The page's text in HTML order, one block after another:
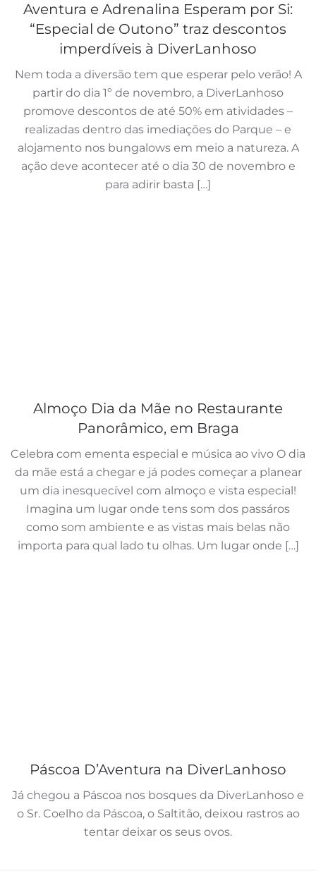
Aventura e Adrenalina Esperam por Si:
“Especial de Outono” traz descontos
imperdíveis à DiverLanhoso
Nem toda a diversão tem que esperar pelo verão! A
partir do dia 1º de novembro, a DiverLanhoso
promove descontos de até 50% em atividades –
realizadas dentro das imediações do Parque – e
alojamento nos bungalows em meio a natureza. A
ação deve acontecer até o dia 30 de novembro e
para adirir basta […]
Almoço Dia da Mãe no Restaurante
Panorâmico, em Braga
Celebra com ementa especial e música ao vivo O dia
da mãe está a chegar e já podes começar a planear
um dia inesquecível com almoço e vista especial!
Imagina um lugar onde tens som dos passáros
como som ambiente e as vistas mais belas não
importa para qual lado tu olhas. Um lugar onde […]
Páscoa D’Aventura na DiverLanhoso
Já chegou a Páscoa nos bosques da DiverLanhoso e
o Sr. Coelho da Páscoa, o Saltitão, deixou rastros ao
tentar deixar os seus ovos.